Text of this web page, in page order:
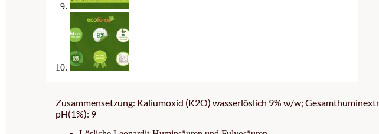
Zusammensetzung: Kaliumoxid (K2O) wasserlöslich 9% w/w;
pH(1%): 9